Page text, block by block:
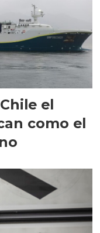
el
como el